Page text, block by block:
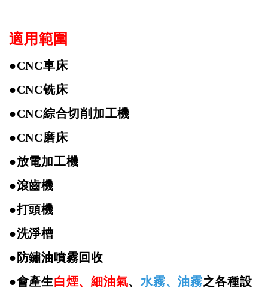
適用範圍
●CNC車床
●CNC铣床
●CNC綜合切削加工機
●CNC磨床
●放電加工機
●滾齒機
●打頭機
●洗淨槽
● 防鏽油噴霧回收
●會產生白煙、細油氣、水霧、油霧之各種設